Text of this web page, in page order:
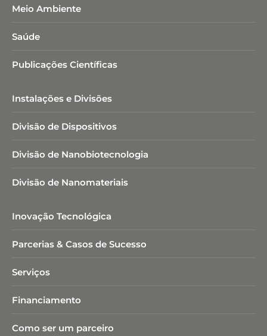
Meio Ambiente
Saúde
Publicações Científicas
Instalações e Divisões
Divisão de Dispositivos
Divisão de Nanobiotecnologia​
Divisão de Nanomateriais
Inovação Tecnológica
Parcerias & Casos de Sucesso
Serviços
Financiamento
Como ser um parceiro